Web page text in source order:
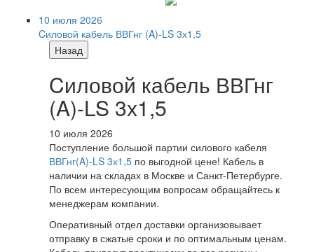
10 июля 2026
Cиловой кабель ВВГнг (A)-LS 3х1,5
Назад
Cиловой кабель ВВГнг
(A)-LS 3х1,5
10 июля 2026
Поступление большой партии силового кабеля
ВВГнг(A)-LS 3х1,5 по выгодной цене! Кабель в
наличии на складах в Москве и Санкт-Петербурге.
По всем интересующим вопросам обращайтесь к
менеджерам компании.
Оперативный отдел доставки организовывает
отправку в сжатые сроки и по оптимальным ценам.